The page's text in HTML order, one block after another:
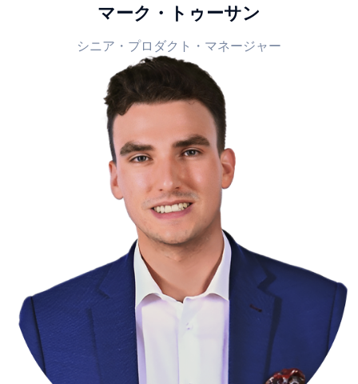
マーク・トゥーサン
シニア・プロダクト・マネージャー